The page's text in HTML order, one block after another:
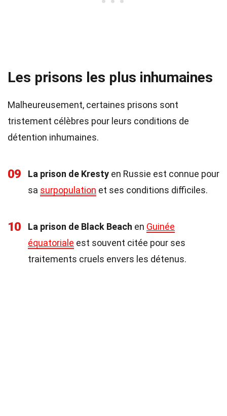
Les prisons les plus inhumaines
Malheureusement, certaines prisons sont
tristement célèbres pour leurs conditions de
détention inhumaines.
09 La prison de Kresty en Russie est connue pour
sa surpopulation et ses conditions difficiles.
10 La prison de Black Beach en Guinée
équatoriale est souvent citée pour ses
traitements cruels envers les détenus.